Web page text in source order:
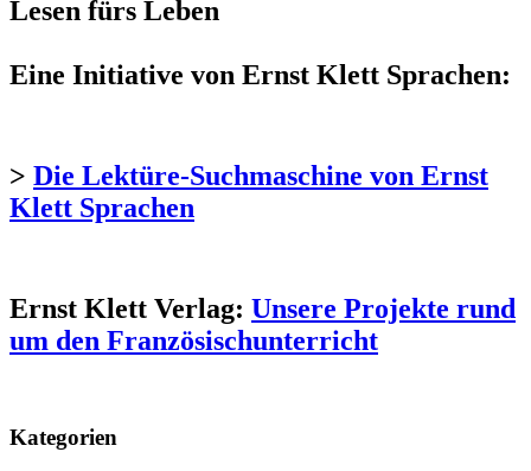
Lesen fürs Leben
Eine Initiative von Ernst Klett Sprachen:
> Die Lektüre-Suchmaschine von Ernst
Klett Sprachen
Ernst Klett Verlag: Unsere Projekte rund
um den Französischunterricht
Kategorien